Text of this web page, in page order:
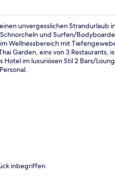
unvergesslichen Strandurlaub
und Surfen/
Wellnessbereich mit
Garden, eins von 3 Restaurants,
im luxuriösen Stil 2 Bars/
inbegriffen